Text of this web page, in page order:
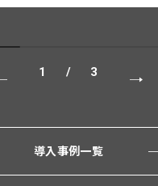
1 / 3
導入事例一覧